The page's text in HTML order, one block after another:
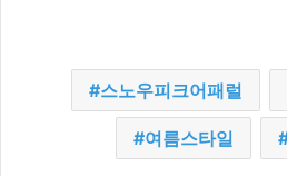
스노우피크어패럴
여름스타일